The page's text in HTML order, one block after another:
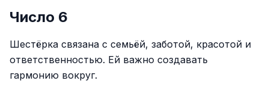
Число 6
Шестёрка связана с семьёй, заботой, красотой и
ответственностью. Ей важно создавать
гармонию вокруг.